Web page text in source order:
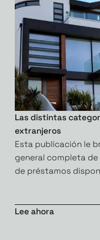
Las distintas
extranjeros
Esta publicación le
general completa
de préstamos
Lee ahora